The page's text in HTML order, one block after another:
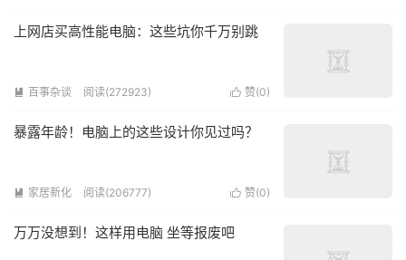
上网店买高性能电脑：这些坑你千万别跳
 赞(0)
 百事杂谈 阅读(272923)
暴露年龄！电脑上的这些设计你见过吗？
 赞(0)
 家居新化 阅读(206777)
万万没想到！这样用电脑 坐等报废吧